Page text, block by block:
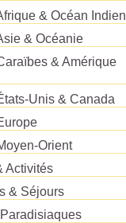
& Océan Indien
& Océanie
& Amérique
Unis & Canada
Orient
Activités
& Séjours